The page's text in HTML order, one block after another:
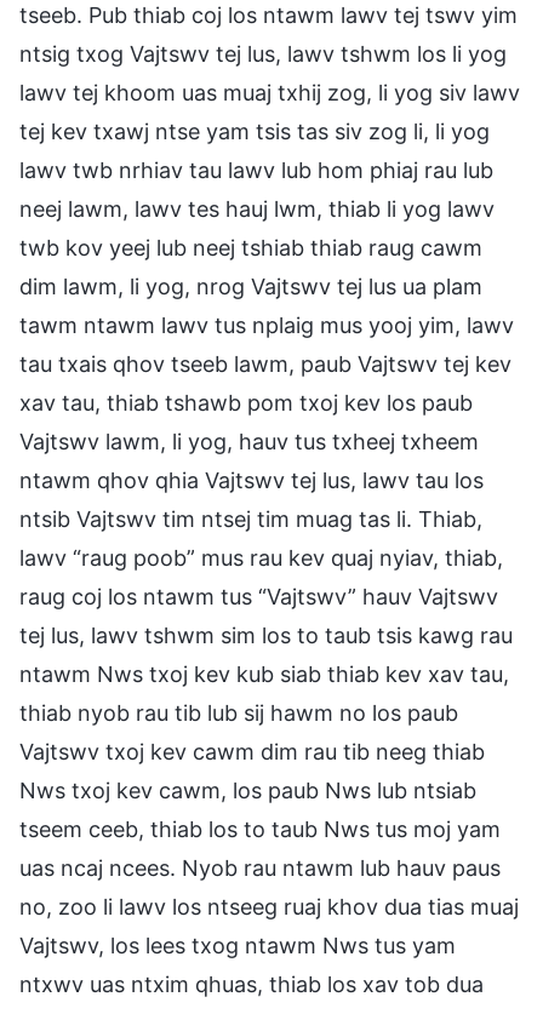
tseeb. Pub thiab coj los ntawm lawv tej tswv yim
ntsig txog Vajtswv tej lus, lawv tshwm los li yog
lawv tej khoom uas muaj txhij zog, li yog siv lawv
tej kev txawj ntse yam tsis tas siv zog li, li yog
lawv twb nrhiav tau lawv lub hom phiaj rau lub
neej lawm, lawv tes hauj lwm, thiab li yog lawv
twb kov yeej lub neej tshiab thiab raug cawm
dim lawm, li yog, nrog Vajtswv tej lus ua plam
tawm ntawm lawv tus nplaig mus yooj yim, lawv
tau txais qhov tseeb lawm, paub Vajtswv tej kev
xav tau, thiab tshawb pom txoj kev los paub
Vajtswv lawm, li yog, hauv tus txheej txheem
ntawm qhov qhia Vajtswv tej lus, lawv tau los
ntsib Vajtswv tim ntsej tim muag tas li. Thiab,
lawv “raug poob” mus rau kev quaj nyiav, thiab,
raug coj los ntawm tus “Vajtswv” hauv Vajtswv
tej lus, lawv tshwm sim los to taub tsis kawg rau
ntawm Nws txoj kev kub siab thiab kev xav tau,
thiab nyob rau tib lub sij hawm no los paub
Vajtswv txoj kev cawm dim rau tib neeg thiab
Nws txoj kev cawm, los paub Nws lub ntsiab
tseem ceeb, thiab los to taub Nws tus moj yam
uas ncaj ncees. Nyob rau ntawm lub hauv paus
no, zoo li lawv los ntseeg ruaj khov dua tias muaj
Vajtswv, los lees txog ntawm Nws tus yam
ntxwv uas ntxim qhuas, thiab los xav tob dua